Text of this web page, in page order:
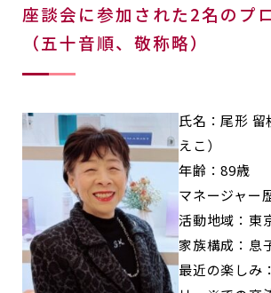
座談会に参加された2名のプ
（五十音順、敬称略）
氏名：尾形 留
えこ）
年齢：89歳
マネージャー
活動地域：東
家族構成：息
最近の楽しみ